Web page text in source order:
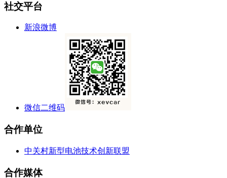
社交平台
新浪微博
微信二维码
合作单位
中关村新型电池技术创新联盟
合作媒体